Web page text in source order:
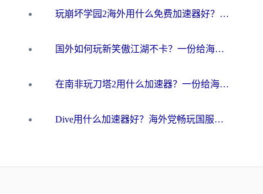
玩崩坏学园2海外用什么免费加速器好？2026海外党亲测国服游戏加速指南
国外如何玩新笑傲江湖不卡？一份给海外游子的终极网络指南
在南非玩刀塔2用什么加速器？一份给海外游子的终极生存指南
Dive用什么加速器好？海外党畅玩国服游戏的终极避坑指南